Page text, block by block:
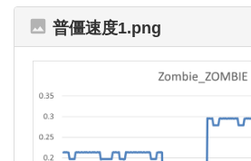
普僵速度1.png